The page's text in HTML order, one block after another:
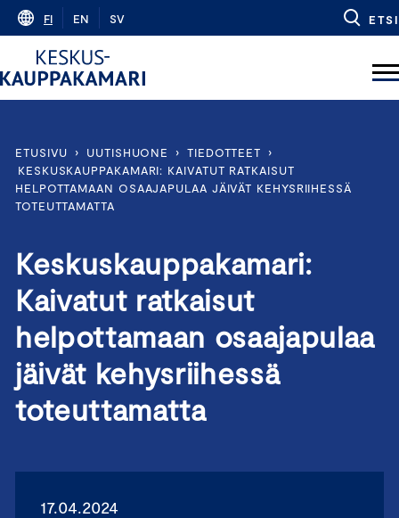
Skip
content
FI EN SV ETSI
ETUSIVU › UUTISHUONE › TIEDOTTEET
›
KESKUSKAUPPAKAMARI: KAIVATUT RATKAISUT
HELPOTTAMAAN OSAAJAPULAA JÄIVÄT KEHYSRIIHESSÄ
TOTEUTTAMATTA
Keskuskauppakamari:
Kaivatut ratkaisut
helpottamaan osaajapulaa
jäivät kehysriihessä
toteuttamatta
17.04.2024